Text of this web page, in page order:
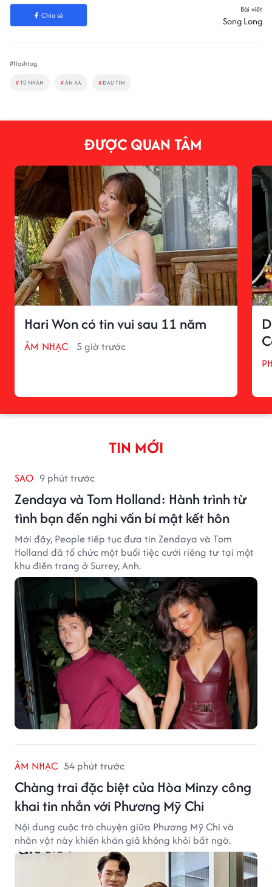
Chia sẻ
Bài viết
Song Long
#Hashtag
#TÙ NHÂN #ÂN XÁ #ĐAU TIM
ĐƯỢC QUAN TÂM
Hari Won có tin vui sau 11 năm
ÂM NHẠC 5 giờ trước
TIN MỚI
SAO 9 phút trước
Zendaya và Tom Holland: Hành trình từ
tình bạn đến nghi vấn bí mật kết hôn
Mới đây, People tiếp tục đưa tin Zendaya và Tom
Holland đã tổ chức một buổi tiệc cưới riêng tư tại một
khu điền trang ở Surrey, Anh.
ÂM NHẠC 54 phút trước
Chàng trai đặc biệt của Hòa Minzy công
khai tin nhắn với Phương Mỹ Chi
Nội dung cuộc trò chuyện giữa Phương Mỹ Chi và
nhân vật này khiến khán giả không khỏi bất ngờ.